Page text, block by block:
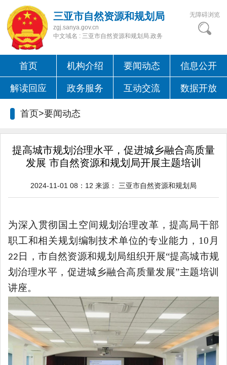
三亚市自然资源和规划局
zgj.sanya.gov.cn
中文域名 : 三亚市自然资源和规划局.政务
无障碍浏览
首页 机构介绍 要闻动态 信息公开
解读回应 政务服务 互动交流 数据开放
首页>要闻动态
提高城市规划治理水平，促进城乡融合高质量
发展 市自然资源和规划局开展主题培训
2024-11-01 08：12 来源： 三亚市自然资源和规划局
为深入贯彻国土空间规划治理改革，提高局干部
职工和相关规划编制技术单位的专业能力， 10 月
22 日，市自然资源和规划局组织开展“提高城市规
划治理水平，促进城乡融合高质量发展”主题培训
讲座。